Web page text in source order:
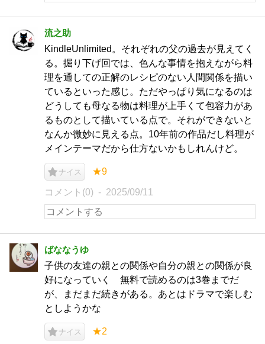
流之助
KindleUnlimited。それぞれの父の過去が見えてく
る。掘り下げ回では、色んな事情を抱えながら料
理を通しての正解のレシピのない人間関係を描い
ているといった感じ。ただやっぱり気になるのは
どうしても母なる物は料理が上手くて包容力があ
るものとして描いている点で。それができないと
なんか微妙に見える点。10年前の作品だし料理が
メインテーマだから仕方ないかもしれんけど。
ナイス ★9
コメント(0) 2025/09/11
ばななうゆ
子供の友達の親との関係や自分の親との関係が良
好になっていく 無料で読めるのは3巻までだ
が、まだまだ続きがある。あとはドラマで楽しむ
としようかな
ナイス ★2